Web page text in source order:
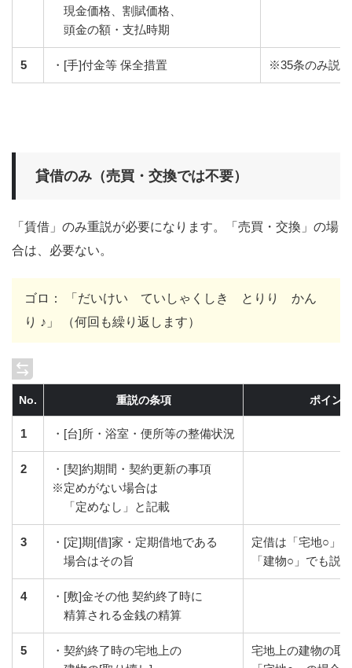
現金価格、割賦価格、
頭金の額・支払時期
5 ・[手]付金等 保全措置 ※35条のみ説明
貸借のみ（売買・交換では不要）
「賃借」のみ重説が必要になります。「売買・交換」の場
合は、必要ない。
ゴロ： 「だいけい ていしゃくしき とりり かん
り ♪」 （何回も繰り返します）
No. 重説の条項 ポイン
1 ・[台]所・浴室・便所等の整備状況
2
・[契]約期間・契約更新の事項
※定めがない場合は
「定めなし」と記載
3
・[定]期[借]家・定期借地である
場合はその旨
定借は「宅地○」
「建物○」でも説
4
・[敷]金その他 契約終了時に
精算される金銭の精算
5
・契約終了時の宅地上の
宅地上の建物の取